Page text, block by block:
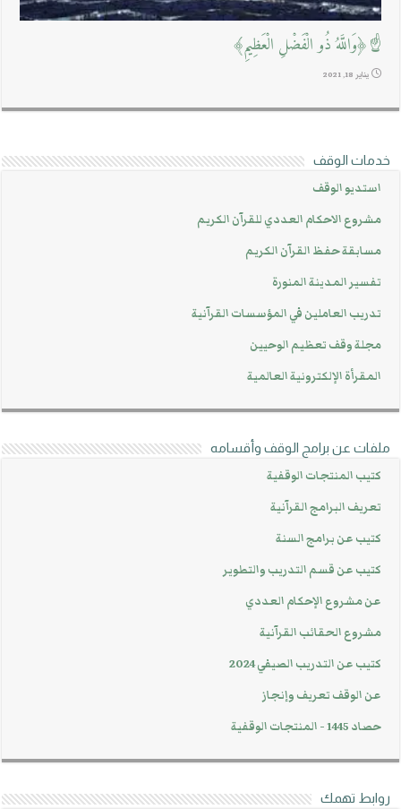
☝﴿وَاللَّهُ ذُو الْفَضْلِ الْعَظِيمِ﴾
يناير 18, 2021
خدمات الوقف
استديو الوقف
مشروع الاحكام العددي للقرآن الكريم
مسابقة حفظ القرآن الكريم
تفسير المدينة المنورة
تدريب العاملين في المؤسسات القرآنية
مجلة وقف تعظيم الوحيين
المقرأة الإلكترونية العالمية
ملفات عن برامج الوقف وأقسامه
كتيب المنتجات الوقفية
تعريف البرامج القرآنية
كتيب عن برامج السنة
كتيب عن قسم التدريب والتطوير
عن مشروع الإحكام العددي
مشروع الحقائب القرآنية
كتيب عن التدريب الصيفي 2024
عن الوقف تعريف وإنجاز
حصاد 1445 - المنتجات الوقفية
روابط تهمك